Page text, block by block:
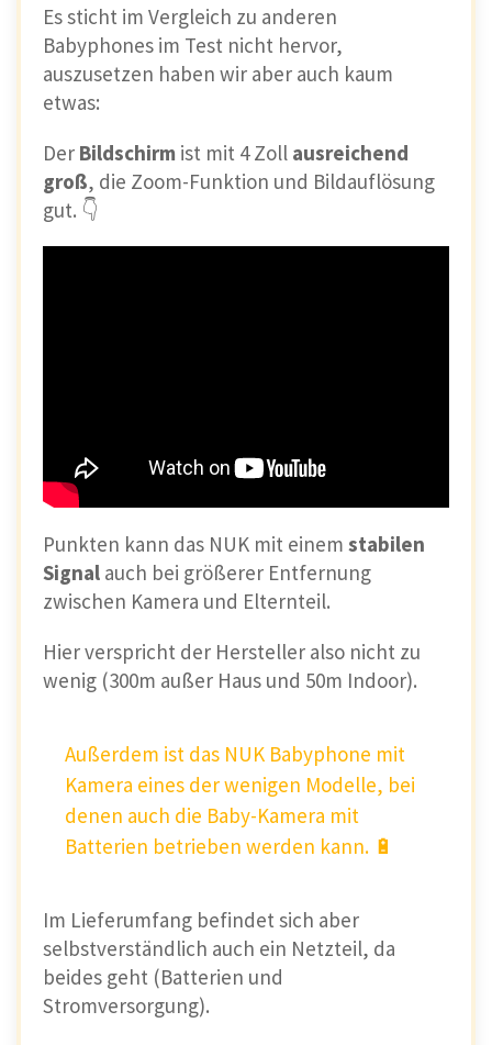
Es sticht im Vergleich zu anderen
Babyphones im Test nicht hervor,
auszusetzen haben wir aber auch kaum
etwas:
Der Bildschirm ist mit 4 Zoll ausreichend
groß, die Zoom-Funktion und Bildauflösung
gut. 👇
Punkten kann das NUK mit einem stabilen
Signal auch bei größerer Entfernung
zwischen Kamera und Elternteil.
Hier verspricht der Hersteller also nicht zu
wenig (300m außer Haus und 50m Indoor).
Außerdem ist das NUK Babyphone mit
Kamera eines der wenigen Modelle, bei
denen auch die Baby-Kamera mit
Batterien betrieben werden kann. 🔋
Im Lieferumfang befindet sich aber
selbstverständlich auch ein Netzteil, da
beides geht (Batterien und
Stromversorgung).